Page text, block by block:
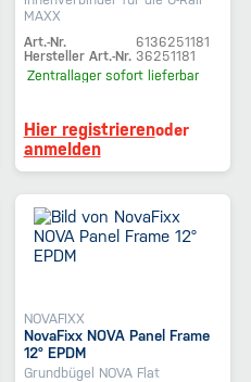
MAXX
Art.-Nr.
6136251181
Hersteller Art.-Nr. 36251181
Zentrallager sofort lieferbar
Hier registrierenoder
anmelden
NOVAFIXX
NovaFixx NOVA Panel Frame
12° EPDM
Grundbügel NOVA Flat